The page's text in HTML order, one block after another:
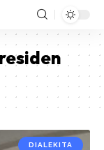
DIALEKITA